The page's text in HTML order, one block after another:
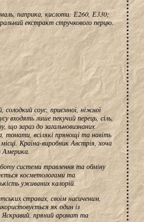
паприка, кислоти: Е260, Е330;
екстракт стручкового перцю.
солодкий соус, приємної, ніжної
входять лише пекучий перець, сіль,
що зараз до загальновизнаних
томати, всілякі прянощі та навіть
Країна-виробник Австрія, хоча
Америка.
системи травлення та обміну
косметологами та
уживаних калорій.
стравах, своїм насиченим,
як один із
Яскравий, пряний аромат та